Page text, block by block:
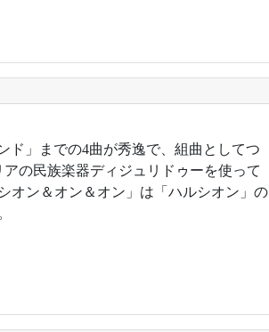
ド」までの4曲が秀逸で、組曲としてつ
の民族楽器ディジュリドゥーを使って
オン＆オン＆オン」は「ハルシオン」の